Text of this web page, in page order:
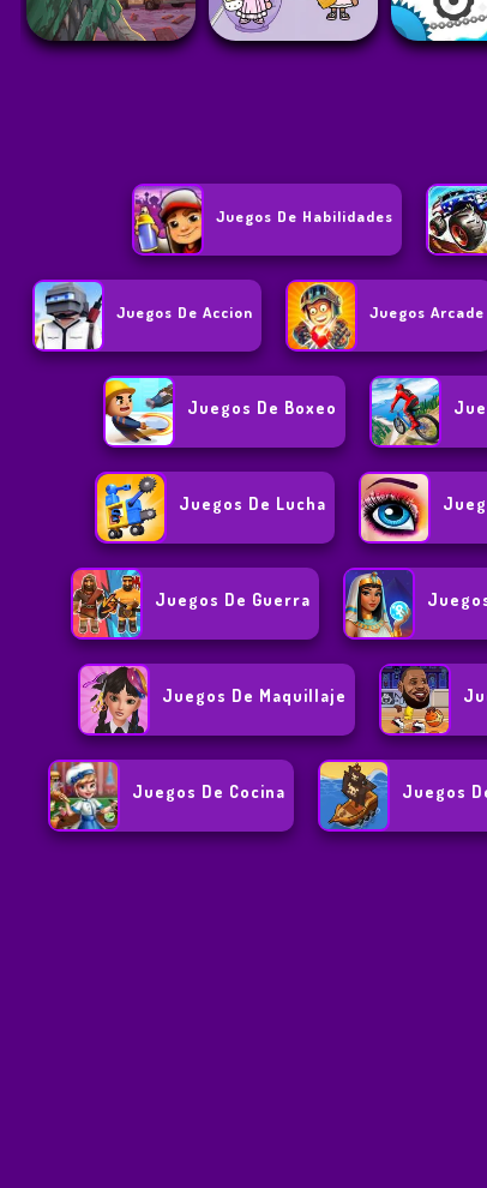
Juegos De Habilidades
Juegos De Accion Juegos Arcade
Juegos De Boxeo
Juegos De Lucha
Juegos De Guerra
Juegos De Maquillaje
Juegos De Cocina Juegos